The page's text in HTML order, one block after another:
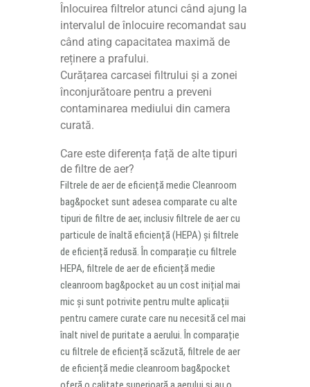
Înlocuirea filtrelor atunci când ajung la
intervalul de înlocuire recomandat sau
când ating capacitatea maximă de
reținere a prafului.
Curățarea carcasei filtrului și a zonei
înconjurătoare pentru a preveni
contaminarea mediului din camera
curată.
Care este diferența față de alte tipuri
de filtre de aer?
Filtrele de aer de eficiență medie Cleanroom
bag&pocket sunt adesea comparate cu alte
tipuri de filtre de aer, inclusiv filtrele de aer cu
particule de înaltă eficiență (HEPA) și filtrele
de eficiență redusă. În comparație cu filtrele
HEPA, filtrele de aer de eficiență medie
cleanroom bag&pocket au un cost inițial mai
mic și sunt potrivite pentru multe aplicații
pentru camere curate care nu necesită cel mai
înalt nivel de puritate a aerului. În comparație
cu filtrele de eficiență scăzută, filtrele de aer
de eficiență medie cleanroom bag&pocket